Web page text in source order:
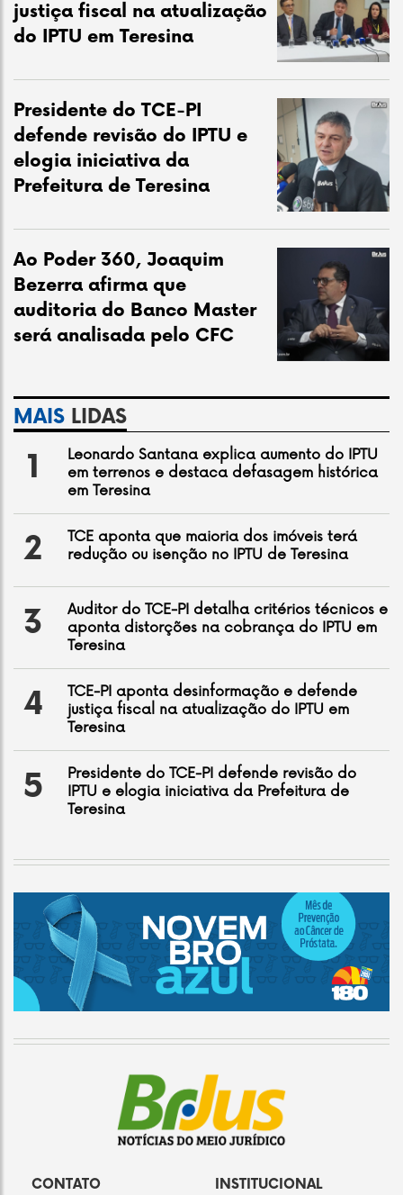
justiça fiscal na atualização
do IPTU em Teresina
Presidente do TCE-PI
defende revisão do IPTU e
elogia iniciativa da
Prefeitura de Teresina
Ao Poder 360, Joaquim
Bezerra afirma que
auditoria do Banco Master
será analisada pelo CFC
MAIS LIDAS
1
Leonardo Santana explica aumento do IPTU
em terrenos e destaca defasagem histórica
em Teresina
2
TCE aponta que maioria dos imóveis terá
redução ou isenção no IPTU de Teresina
3
Auditor do TCE-PI detalha critérios técnicos e
aponta distorções na cobrança do IPTU em
Teresina
4
TCE-PI aponta desinformação e defende
justiça fiscal na atualização do IPTU em
Teresina
5
Presidente do TCE-PI defende revisão do
IPTU e elogia iniciativa da Prefeitura de
Teresina
CONTATO INSTITUCIONAL